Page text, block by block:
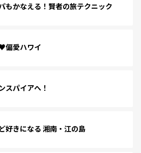
もかなえる！賢者の旅テクニック
偏愛ハワイ
スパイアへ！
好きになる 湘南・江の島